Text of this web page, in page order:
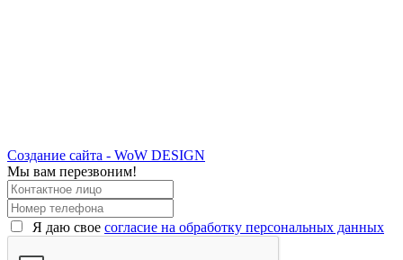
Создание сайта - WoW DESIGN
Мы вам перезвоним!
Я даю свое согласие на обработку персональных данных